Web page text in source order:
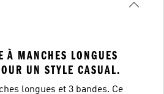
À MANCHES LONGUES
UN STYLE CASUAL.
longues et 3 bandes. Ce